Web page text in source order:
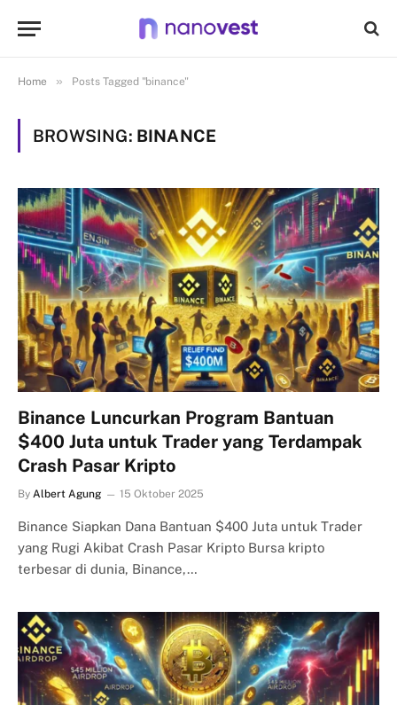
Home » Posts Tagged "binance"
BROWSING: BINANCE
Binance Luncurkan Program Bantuan
$400 Juta untuk Trader yang Terdampak
Crash Pasar Kripto
By Albert Agung 15 Oktober 2025
Binance Siapkan Dana Bantuan $400 Juta untuk Trader
yang Rugi Akibat Crash Pasar Kripto Bursa kripto
terbesar di dunia, Binance,…